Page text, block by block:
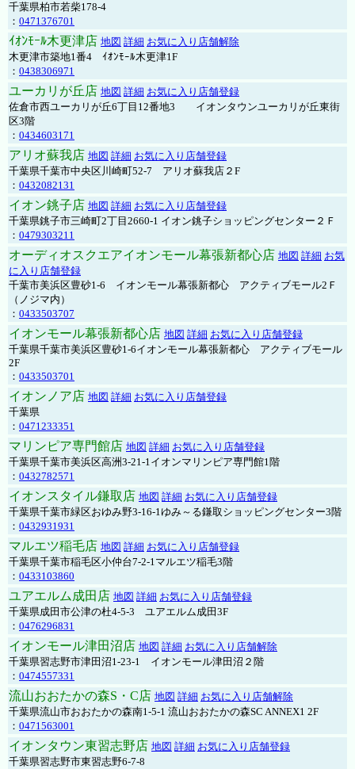
千葉県柏市若柴178-4
： 0471376701
ｲｵﾝﾓｰﾙ木更津店 地図 詳細 お気に入り店舗解除
木更津市築地1番4 ｲｵﾝﾓｰﾙ木更津1F
： 0438306971
ユーカリが丘店 地図 詳細 お気に入り店舗登録
佐倉市西ユーカリが丘6丁目12番地3 イオンタウンユーカリが丘東街
区3階
： 0434603171
アリオ蘇我店 地図 詳細 お気に入り店舗登録
千葉県千葉市中央区川崎町52-7 アリオ蘇我店２F
： 0432082131
イオン銚子店 地図 詳細 お気に入り店舗登録
千葉県銚子市三崎町2丁目2660-1 イオン銚子ショッピングセンター２Ｆ
： 0479303211
オーディオスクエアイオンモール幕張新都心店 地図 詳細 お気
に入り店舗登録
千葉市美浜区豊砂1-6 イオンモール幕張新都心 アクティブモール2Ｆ
（ノジマ内）
： 0433503707
イオンモール幕張新都心店 地図 詳細 お気に入り店舗登録
千葉県千葉市美浜区豊砂1-6イオンモール幕張新都心 アクティブモール
2F
： 0433503701
イオンノア店 地図 詳細 お気に入り店舗登録
千葉県
： 0471233351
マリンピア専門館店 地図 詳細 お気に入り店舗登録
千葉県千葉市美浜区高洲3-21-1イオンマリンピア専門館1階
： 0432782571
イオンスタイル鎌取店 地図 詳細 お気に入り店舗登録
千葉県千葉市緑区おゆみ野3-16-1ゆみ～る鎌取ショッピングセンター3階
： 0432931931
マルエツ稲毛店 地図 詳細 お気に入り店舗登録
千葉県千葉市稲毛区小仲台7-2-1マルエツ稲毛3階
： 0433103860
ユアエルム成田店 地図 詳細 お気に入り店舗登録
千葉県成田市公津の杜4-5-3 ユアエルム成田3F
： 0476296831
イオンモール津田沼店 地図 詳細 お気に入り店舗解除
千葉県習志野市津田沼1-23-1 イオンモール津田沼２階
： 0474557331
流山おおたかの森S・C店 地図 詳細 お気に入り店舗解除
千葉県流山市おおたかの森南1-5-1 流山おおたかの森SC ANNEX1 2F
： 0471563001
イオンタウン東習志野店 地図 詳細 お気に入り店舗登録
千葉県習志野市東習志野6-7-8